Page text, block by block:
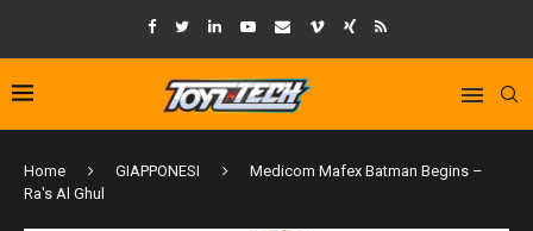
Home GIAPPONESI
Medicom Mafex Batman Begins –
Ra's Al Ghul